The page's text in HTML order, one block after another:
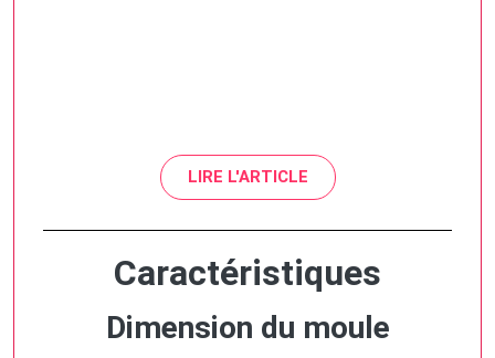
LIRE L'ARTICLE
Caractéristiques
Dimension du moule